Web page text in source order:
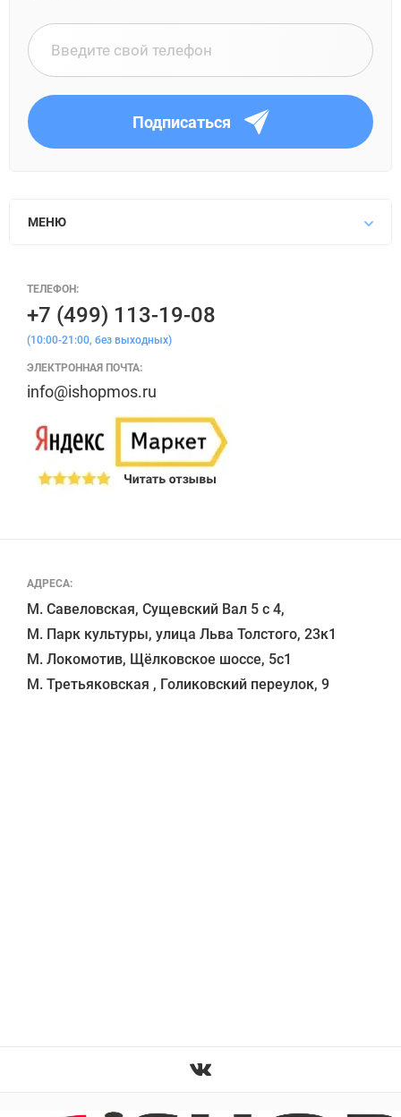
Подписаться
МЕНЮ
АДРЕСА:
М. Савеловская, Сущевский Вал 5 с 4,
М. Парк культуры, улица Льва Толстого, 23к1
М. Локомотив, Щёлковское шоссе, 5с1
ТЕЛЕФОН:
+7 (499) 113-19-08
(10:00-21:00, без выходных)
ЭЛЕКТРОННАЯ ПОЧТА:
info@ishopmos.ru